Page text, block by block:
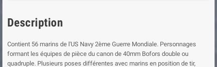
Description
Contient 56 marins de l'US Navy 2ème Guerre Mondiale. Personnages
formant les équipes de pièce du canon de 40mm Bofors double ou
quadruple. Plusieurs poses différentes avec marins en position de tir,